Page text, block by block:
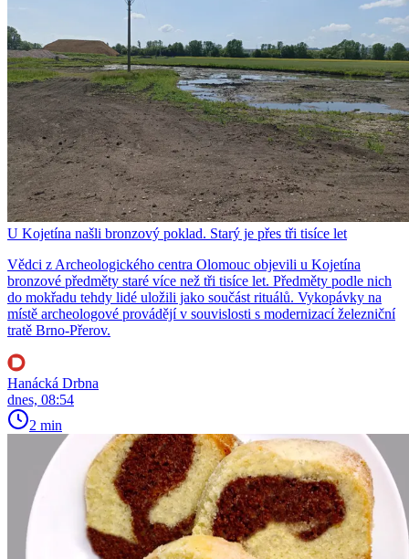
U Kojetína našli bronzový poklad. Starý je přes tři tisíce let
Vědci z Archeologického centra Olomouc objevili u Kojetína
bronzové předměty staré více než tři tisíce let. Předměty podle nich
do mokřadu tehdy lidé uložili jako součást rituálů. Vykopávky na
místě archeologové provádějí v souvislosti s modernizací železniční
tratě Brno-Přerov.
Hanácká Drbna
dnes, 08:54
2 min